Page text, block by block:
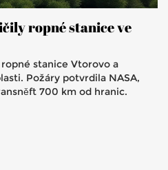
ropné stanice ve
stanice Vtorovo a
Požáry potvrdila NASA,
700 km od hranic.